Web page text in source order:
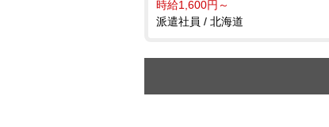
時給1,600円～
派遣社員 / 北海道